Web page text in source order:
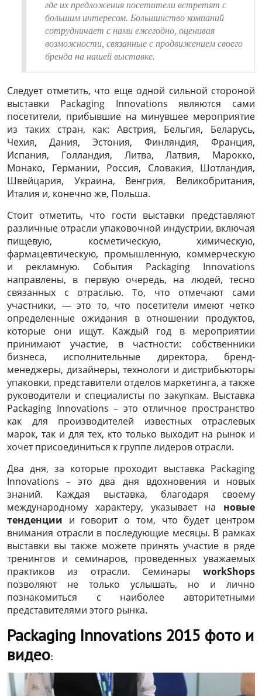
где их предложения посетители встретят с
большим интересом. Большинство компаний
сотрудничает с нами ежегодно, оценивая
возможности, связанные с продвижением своего
бренда на нашей выставке.
Следует отметить, что еще одной сильной стороной
выставки Packaging Innovations являются сами
посетители, прибывшие на минувшее мероприятие
из таких стран, как: Австрия, Бельгия, Беларусь,
Чехия, Дания, Эстония, Финляндия, Франция,
Испания, Голландия, Литва, Латвия, Марокко,
Монако, Германии, Россия, Словакия, Шотландия,
Швейцария, Украина, Венгрия, Великобритания,
Италия и, конечно же, Польша.
Стоит отметить, что гости выставки представляют
различные отрасли упаковочной индустрии, включая
пищевую, косметическую, химическую,
фармацевтическую, промышленную, коммерческую
и рекламную. События Packaging Innovations
направлены, в первую очередь, на людей, тесно
связанных с отраслью. То, что отмечают сами
участники, — это то, что посетители имеют четко
определенные ожидания в отношении продуктов,
которые они ищут. Каждый год в мероприятии
принимают участие, в частности: собственники
бизнеса, исполнительные директора, бренд-
менеджеры, дизайнеры, технологи и дистрибьюторы
упаковки, представители отделов маркетинга, а также
руководители и специалисты по закупкам. Выставка
Packaging Innovations – это отличное пространство
как для производителей известных отраслевых
марок, так и для тех, кто только выходит на рынок и
хочет присоединиться к группе лидеров отрасли.
Два дня, за которые проходит выставка Packaging
Innovations – это два дня вдохновения и новых
знаний. Каждая выставка, благодаря своему
международному характеру, указывает на новые
тенденции и говорит о том, что будет центром
внимания отрасли в последующие месяцы. В рамках
выставки вы также можете принять участие в ряде
тренингов и семинаров, проведенных уважаемых
практиков из отрасли. Семинары workShops
позволяют не только услышать, но и лично
познакомиться с наиболее авторитетными
представителями этого рынка.
Packaging Innovations 2015 фото и
видео: